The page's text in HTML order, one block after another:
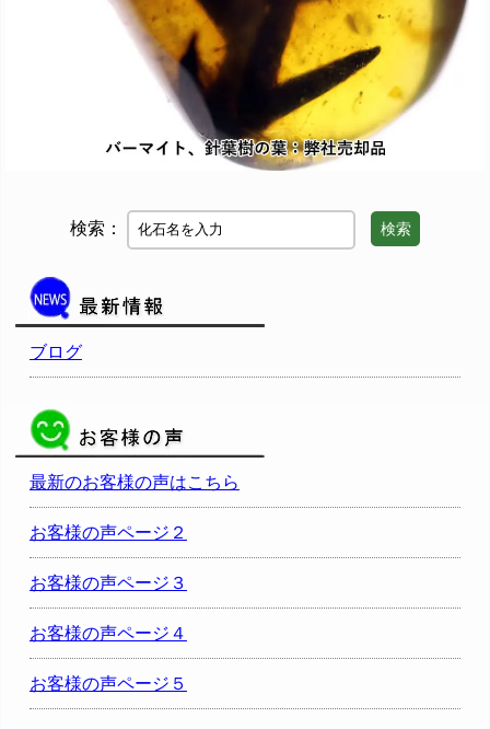
検索： 検索
ブログ
最新のお客様の声はこちら
お客様の声ページ２
お客様の声ページ３
お客様の声ページ４
お客様の声ページ５